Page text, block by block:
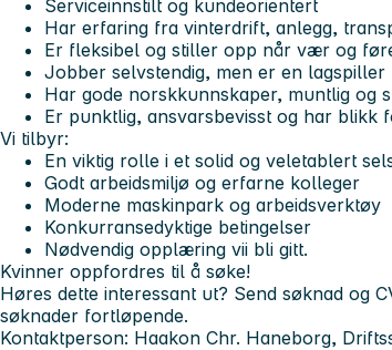
Serviceinnstilt og kundeorientert
Har erfaring fra vinterdrift, anlegg,
Er fleksibel og stiller opp når vær og
Jobber selvstendig, men er en lagspiller
Har gode norskkunnskaper, muntlig og
Er punktlig, ansvarsbevisst og har blikk
Vi tilbyr:
En viktig rolle i et solid og veletablert
Godt arbeidsmiljø og erfarne kolleger
Moderne maskinpark og arbeidsverktøy
Konkurransedyktige betingelser
Nødvendig opplæring vii bli gitt.
Kvinner oppfordres til å søke!
Høres dette interessant ut? Send søknad og
søknader fortløpende.
Kontaktperson: Haakon Chr. Haneborg,